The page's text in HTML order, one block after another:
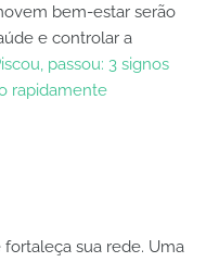
bem-estar serão
e controlar a
passou: 3 signos
rapidamente
sua rede. Uma